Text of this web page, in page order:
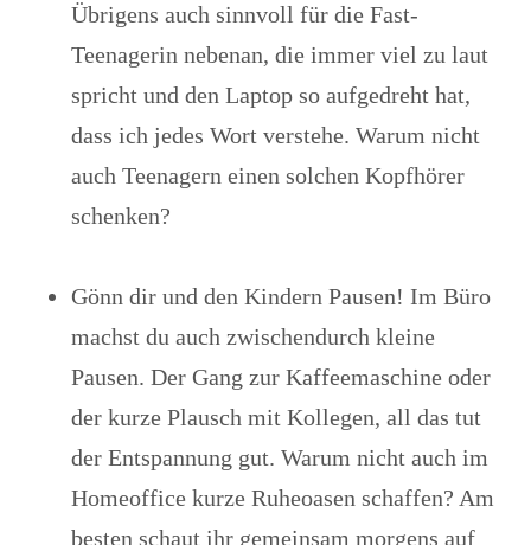
Übrigens auch sinnvoll für die Fast-
Teenagerin nebenan, die immer viel zu laut
spricht und den Laptop so aufgedreht hat,
dass ich jedes Wort verstehe. Warum nicht
auch Teenagern einen solchen Kopfhörer
schenken?
Gönn dir und den Kindern Pausen! Im Büro
machst du auch zwischendurch kleine
Pausen. Der Gang zur Kaffeemaschine oder
der kurze Plausch mit Kollegen, all das tut
der Entspannung gut. Warum nicht auch im
Homeoffice kurze Ruheoasen schaffen? Am
besten schaut ihr gemeinsam morgens auf